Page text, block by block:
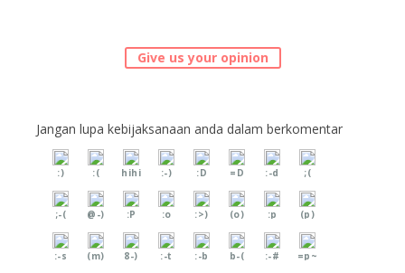
Give us your opinion
Jangan lupa kebijaksanaan anda dalam berkomentar
:) :( hihi :-) :D =D :-d ;(
;-( @-) :P :o :>) (o) :p (p)
:-s (m) 8-) :-t :-b b-( :-# =p~